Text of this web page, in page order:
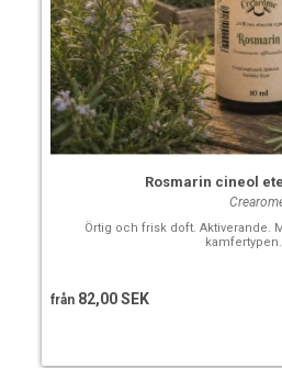
Rosmarin cineol
Örtig och frisk doft. Aktiverande.
från 82,00 SEK